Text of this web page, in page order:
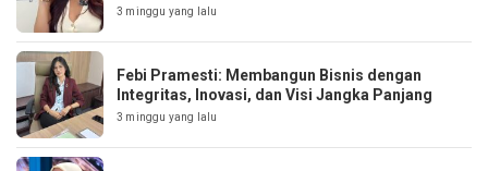
3 minggu yang lalu
Febi Pramesti: Membangun Bisnis dengan
Integritas, Inovasi, dan Visi Jangka Panjang
3 minggu yang lalu